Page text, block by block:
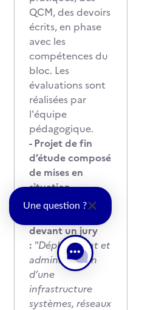
QCM, des devoirs
écrits, en phase
avec les
compétences du
bloc. Les
évaluations sont
réalisées par
l'équipe
pédagogique.
- Projet de fin
d’étude composé
de mises en
situation
professionnelle
devant un jury
: "Déploiement et
administration
d’une
infrastructure
systèmes, réseaux
Une question ?